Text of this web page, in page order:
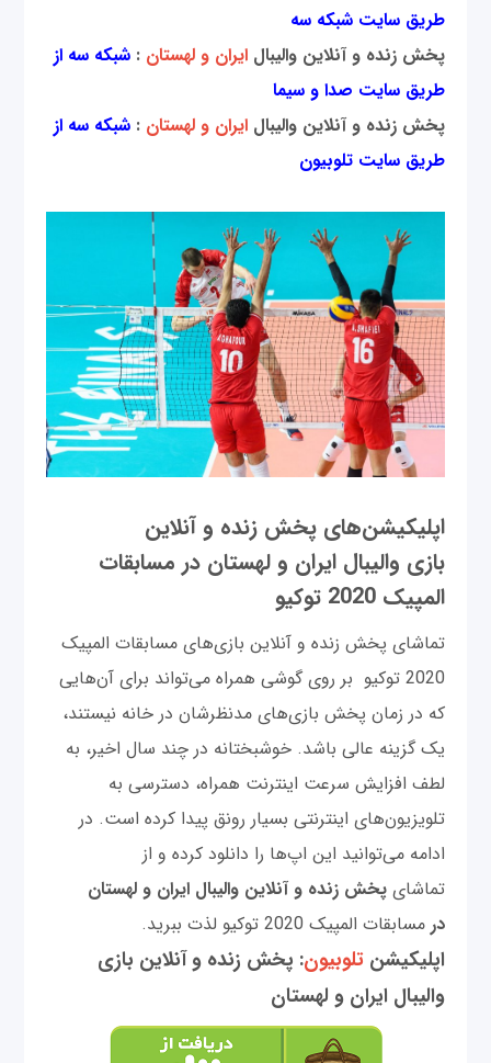
طریق سایت شبکه سه
پخش زنده و آنلاین والیبال ایران و لهستان:شبکه سه از
طریق سایت صدا و سیما
پخش زنده و آنلاین والیبالایران و لهستان:شبکه سه از
طریق سایت تلوبیون
اپلیکیشن‌های پخش زنده و آنلاین
بازی والیبال ایران و لهستان در مسابقات
المپیک‌ 2020 توکیو
تماشای پخش زنده و آنلاین بازی‌های مسابقات المپیک‌
2020 توکیو بر روی گوشی همراه می‌تواند برای آن‌هایی
که در زمان پخش بازی‌های مدنظرشان در خانه نیستند،
یک گزینه عالی باشد. خوشبختانه در چند سال اخیر، به
لطف افزایش سرعت اینترنت همراه، دسترسی به
تلویزیون‌های اینترنتی بسیار رونق پیدا کرده است. در
ادامه می‌توانید این اپ‌ها را دانلود کرده و از
تماشای پخش زنده و آنلاین والیبال ایران و لهستان
درمسابقات المپیک‌ 2020 توکیو لذت ببرید.
اپلیکیشنتلوبیون: پخش زنده و آنلاین بازی
والیبال ایران و لهستان